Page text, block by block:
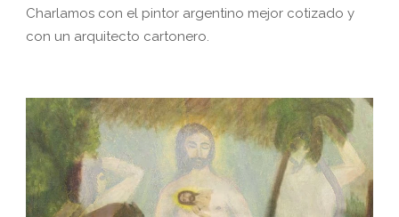
Charlamos con el pintor argentino mejor cotizado y
con un arquitecto cartonero.